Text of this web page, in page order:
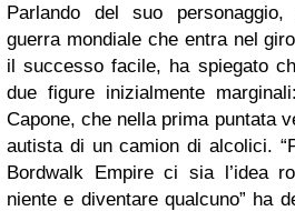
Parlando del suo
guerra mondiale che entra nel
il successo facile, ha spiegato
due figure inizialmente
Capone, che nella prima puntata
autista di un camion di alcolici.
Bordwalk Empire ci sia l’idea
niente e diventare qualcuno” ha